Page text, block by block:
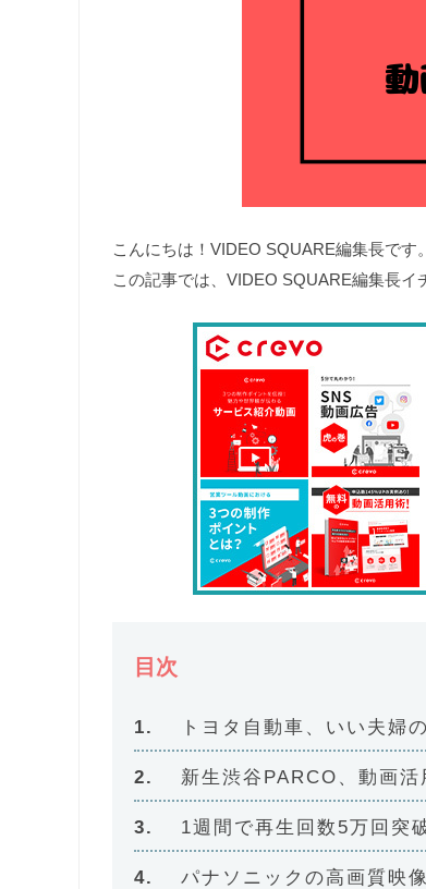
こんにちは！VIDEO SQUARE編集長です。
この記事では、VIDEO SQUARE編集長イ
目次
トヨタ自動車、いい夫婦
新生渋谷PARCO、動画
1週間で再生回数5万回突
パナソニックの高画質映